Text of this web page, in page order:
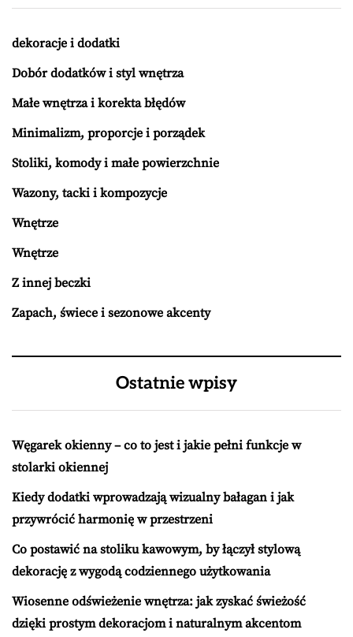
dekoracje i dodatki
Dobór dodatków i styl wnętrza
Małe wnętrza i korekta błędów
Minimalizm, proporcje i porządek
Stoliki, komody i małe powierzchnie
Wazony, tacki i kompozycje
Wnętrze
Wnętrze
Z innej beczki
Zapach, świece i sezonowe akcenty
Ostatnie wpisy
Węgarek okienny – co to jest i jakie pełni funkcje w
stolarki okiennej
Kiedy dodatki wprowadzają wizualny bałagan i jak
przywrócić harmonię w przestrzeni
Co postawić na stoliku kawowym, by łączył stylową
dekorację z wygodą codziennego użytkowania
Wiosenne odświeżenie wnętrza: jak zyskać świeżość
dzięki prostym dekoracjom i naturalnym akcentom